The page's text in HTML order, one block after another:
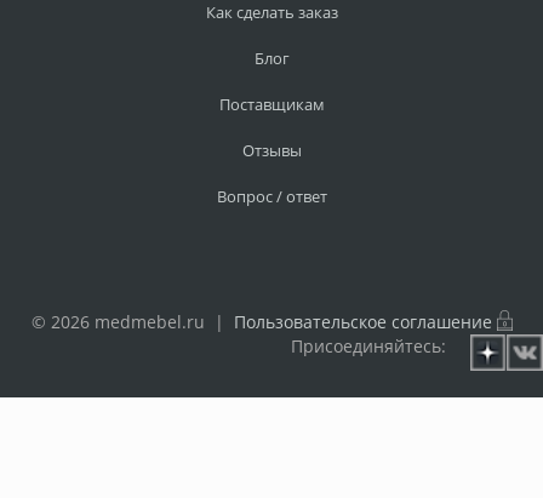
Как сделать заказ
Блог
Поставщикам
Отзывы
Вопрос / ответ
© 2026 medmebel.ru | Пользовательское соглашение
Присоединяйтесь: